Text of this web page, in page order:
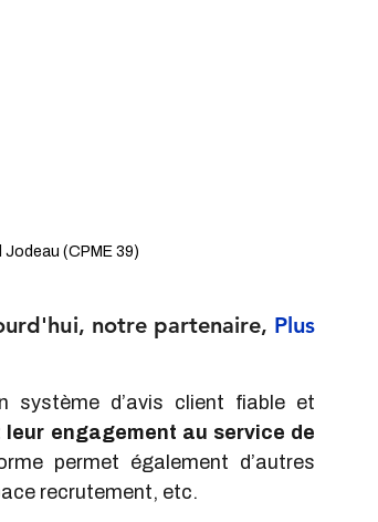
(CPME 39)
notre partenaire, Plus
système d’avis client fiable et
engagement au service de
permet également d’autres
recrutement, etc.